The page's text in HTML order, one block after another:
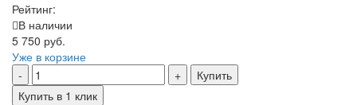
Рейтинг:
В наличии
5 750 руб.
Уже в корзине
Купить
Купить в 1 клик